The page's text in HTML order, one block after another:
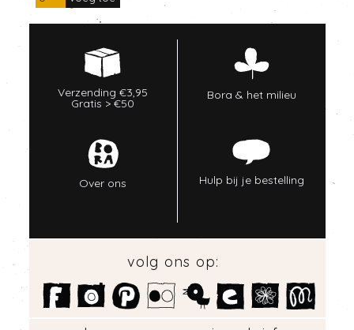
Verzending €3,95
Gratis > €50
Bora & het milieu
Over ons Hulp bij je bestelling
volg ons op: